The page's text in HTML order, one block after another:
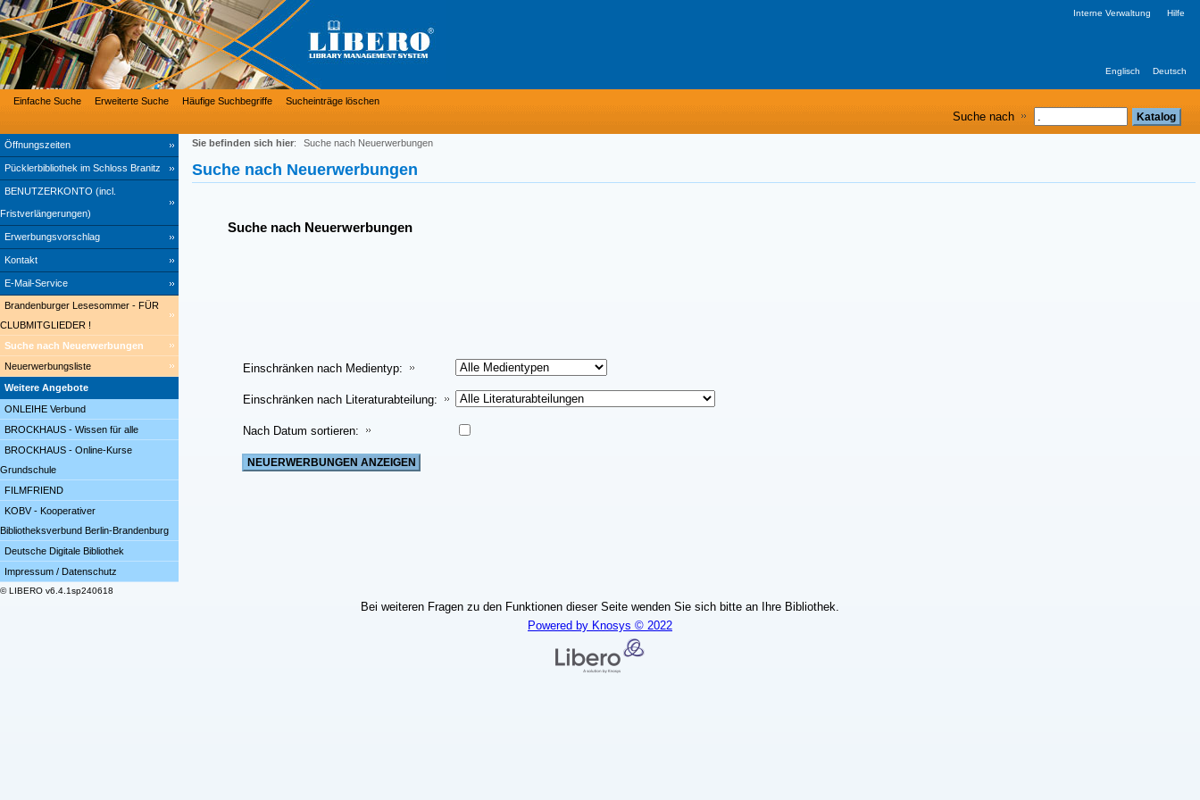
Öffnungszeiten
Pücklerbibliothek im Schloss Branitz
BENUTZERKONTO (incl.
Fristverlängerungen)
Erwerbungsvorschlag
Kontakt
E-Mail-Service
Einfache Suche Erweiterte Suche Häufige Suchbegriffe Sucheinträge löschen
Interne Verwaltung Hilfe
Englisch Deutsch
Brandenburger Lesesommer - FÜR
CLUBMITGLIEDER !
Suche nach Neuerwerbungen
Neuerwerbungsliste
Weitere Angebote
ONLEIHE Verbund
BROCKHAUS - Wissen für alle
BROCKHAUS - Online-Kurse
Grundschule
FILMFRIEND
KOBV - Kooperativer
Bibliotheksverbund Berlin-Brandenburg
Deutsche Digitale Bibliothek
Impressum / Datenschutz
© LIBERO v6.4.1sp240618
Sie befinden sich hier: Suche nach Neuerwerbungen
Suche nach Neuerwerbungen
Suche nach Neuerwerbungen
Einschränken nach Medientyp:
Einschränken nach Literaturabteilung:
Nach Datum sortieren:
Bei weiteren Fragen zu den Funktionen dieser Seite wenden Sie sich bitte an Ihre Bibliothek.
Powered by Knosys © 2022
Suche nach